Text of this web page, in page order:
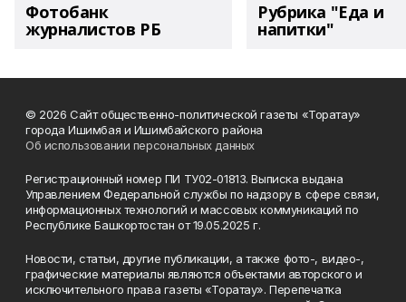
Фотобанк
журналистов РБ
Рубрика "Еда и
напитки"
© 2026 Сайт общественно-политической газеты «Торатау»
города Ишимбая и Ишимбайского района
Об использовании персональных данных
Регистрационный номер ПИ ТУ02-01813. Выписка выдана
Управлением Федеральной службы по надзору в сфере связи,
информационных технологий и массовых коммуникаций по
Республике Башкортостан от 19.05.2025 г.
Новости, статьи, другие публикации, а также фото-, видео-,
графические материалы являются объектами авторского и
исключительного права газеты «Торатау». Перепечатка